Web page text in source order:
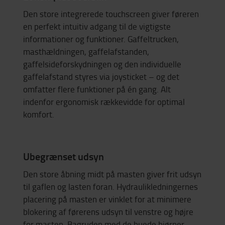
Den store integrerede touchscreen giver føreren
en perfekt intuitiv adgang til de vigtigste
informationer og funktioner. Gaffeltrucken,
masthældningen, gaffelafstanden,
gaffelsideforskydningen og den individuelle
gaffelafstand styres via joysticket – og det
omfatter flere funktioner på én gang. Alt
indenfor ergonomisk rækkevidde for optimal
komfort.
Ubegrænset udsyn
Den store åbning midt på masten giver frit udsyn
til gaflen og lasten foran. Hydraulikledningernes
placering på masten er vinklet for at minimere
blokering af førerens udsyn til venstre og højre